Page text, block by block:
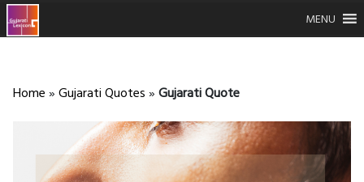
MENU
Home » Gujarati Quotes » Gujarati Quote